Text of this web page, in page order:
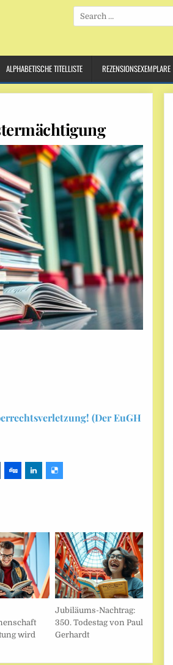
Search
for:
ALPHABETISCHE TITELLISTE REZENSIONSEXEMPLARE
(Der EuGH
wird
Jubiläums-Nachtrag:
350. Todestag von Paul
Gerhardt